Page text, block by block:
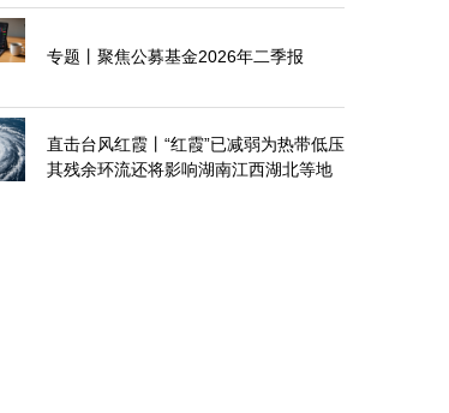
专题丨聚焦公募基金2026年二季报
直击台风红霞丨“红霞”已减弱为热带低压
其残余环流还将影响湖南江西湖北等地